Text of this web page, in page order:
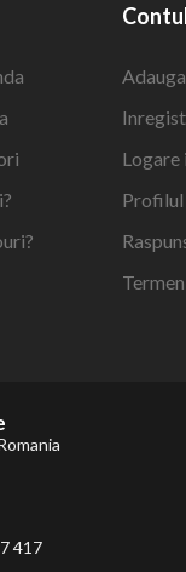
Logare
417